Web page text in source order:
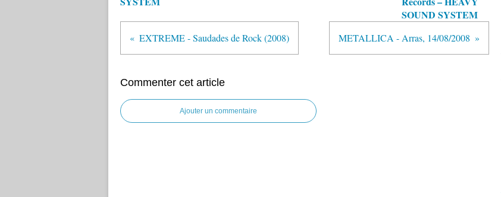
SOUND SYSTEM
EXTREME - Saudades de Rock (2008) METALLICA - Arras, 14/08/2008
Commenter cet article
Ajouter un commentaire